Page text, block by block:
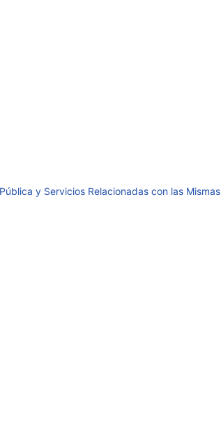
y Servicios Relacionadas con las Mismas